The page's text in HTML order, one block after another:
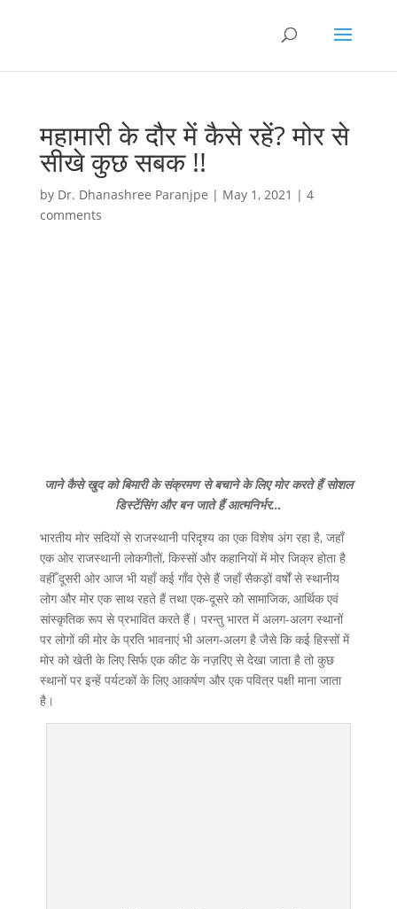
महामारी के दौर में कैसे रहें? मोर से
सीखे कुछ सबक !!
by Dr. Dhanashree Paranjpe | May 1, 2021 | 4
comments
जाने कैसे खुद को बिमारी के संक्रमण से बचाने के लिए मोर करते हैं सोशल
डिस्टेंसिंग और बन जाते हैं आत्मनिर्भर…
भारतीय मोर सदियों से राजस्थानी परिदृश्य का एक विशेष अंग रहा है, जहाँ
एक ओर राजस्थानी लोकगीतों, किस्सों और कहानियों में मोर जिक्र होता है
वहीँ दूसरी ओर आज भी यहाँ कई गाँव ऐसे हैं जहाँ सैकड़ों वर्षों से स्थानीय
लोग और मोर एक साथ रहते हैं तथा एक-दूसरे को सामाजिक, आर्थिक एवं
सांस्कृतिक रूप से प्रभावित करते हैं। परन्तु भारत में अलग-अलग स्थानों
पर लोगों की मोर के प्रति भावनाएं भी अलग-अलग है जैसे कि कई हिस्सों में
मोर को खेती के लिए सिर्फ एक कीट के नज़रिए से देखा जाता है तो कुछ
स्थानों पर इन्हें पर्यटकों के लिए आकर्षण और एक पवित्र पक्षी माना जाता
है।